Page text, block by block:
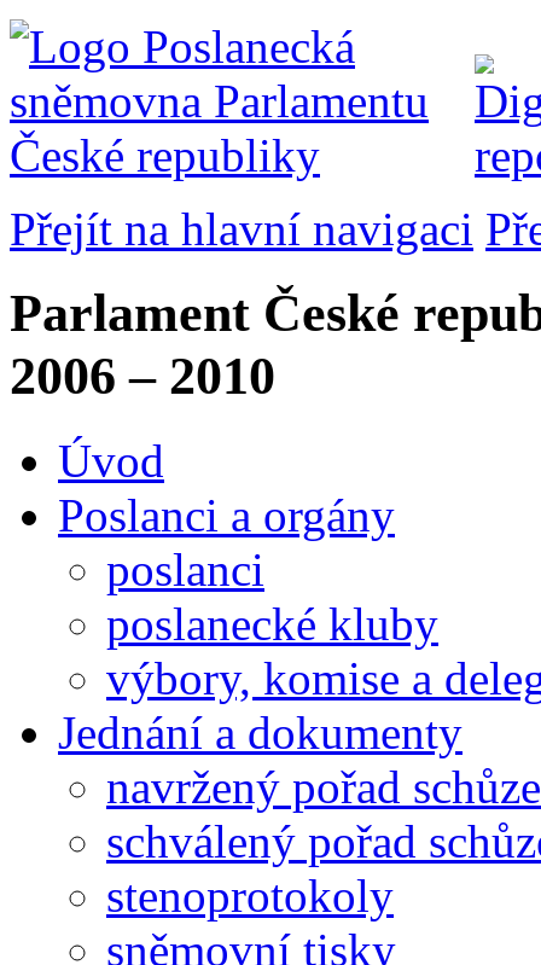
Přejít na hlavní navigaci
Parlament České
2006 – 2010
Úvod
Poslanci a orgány
poslanci
poslanecké kluby
výbory, komise a
Jednání a dokumenty
navržený pořad schůze
schválený pořad
stenoprotokoly
sněmovní tisky